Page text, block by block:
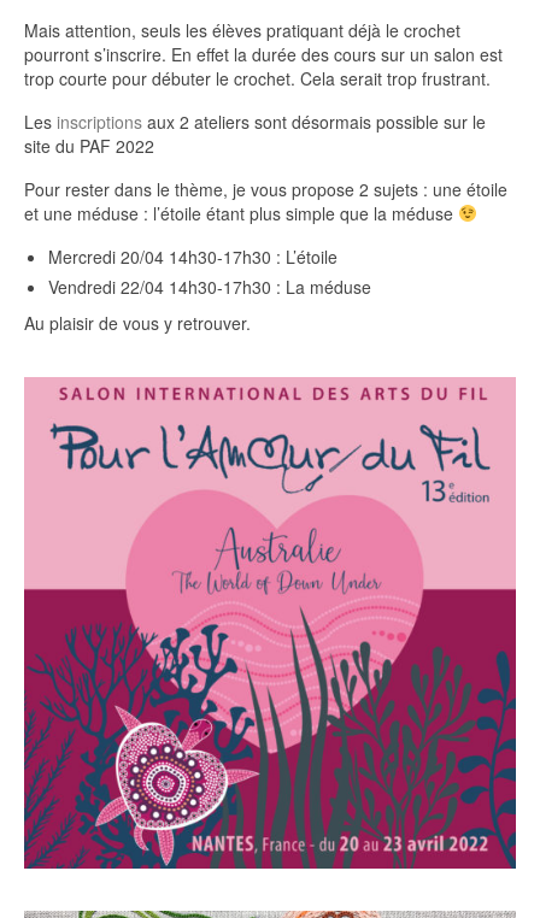
Mais attention, seuls les élèves pratiquant déjà le crochet
pourront s’inscrire. En effet la durée des cours sur un salon est
trop courte pour débuter le crochet. Cela serait trop frustrant.
Les inscriptions aux 2 ateliers sont désormais possible sur le
site du PAF 2022
Pour rester dans le thème, je vous propose 2 sujets : une étoile
et une méduse : l’étoile étant plus simple que la méduse
Mercredi 20/04 14h30-17h30 : L’étoile
Vendredi 22/04 14h30-17h30 : La méduse
Au plaisir de vous y retrouver.